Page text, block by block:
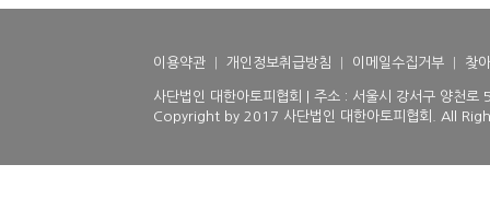
이용약관 개인정보취급방침 이메일수집거부 찾
사단법인 대한아토피협회 | 주소 : 서울시 강서구 양
Copyright by 2017 사단법인 대한아토피협회. All